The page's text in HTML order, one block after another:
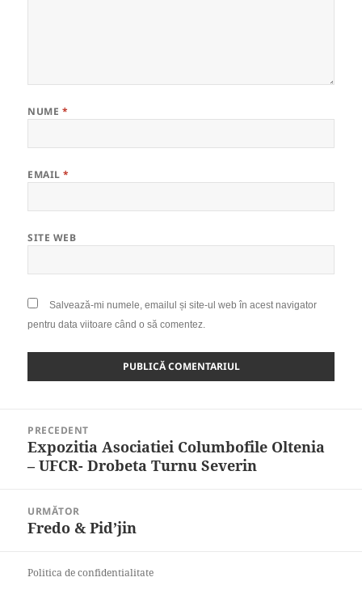
NUME *
EMAIL*
SITE WEB
Salvează-mi numele, emailul și site-ul web în acest navigator
pentru data viitoare când o să comentez.
articole
PRECEDENT
Articolul
anterior:
Expozitia Asociatiei Columbofile Oltenia
– UFCR- Drobeta Turnu Severin
URMĂTOR
Articolul
Fredo & Pid’jin
Politica de confidentialitate